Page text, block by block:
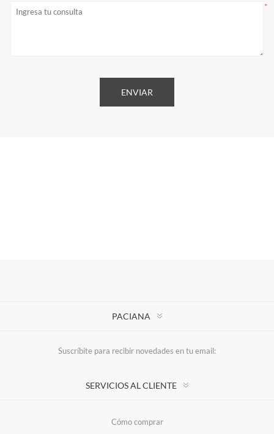
*
PACIANA
Suscríbite para recibir novedades en tu email:
SERVICIOS AL CLIENTE
Cómo comprar